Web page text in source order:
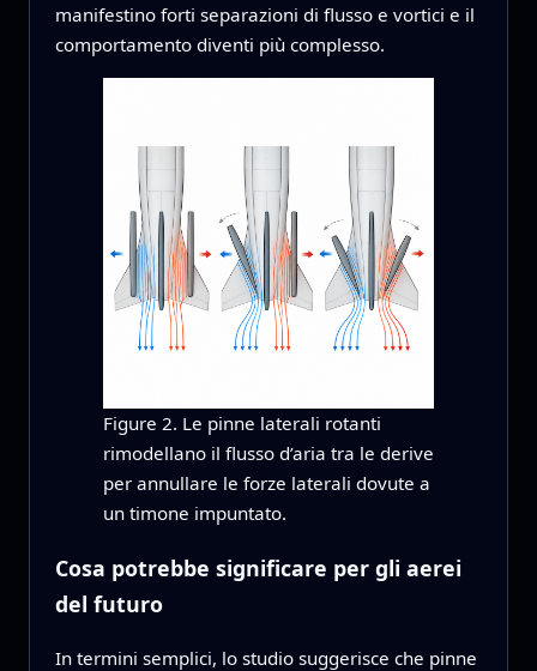
manifestino forti separazioni di flusso e vortici e il
comportamento diventi più complesso.
Figure 2. Le pinne laterali rotanti
rimodellano il flusso d’aria tra le derive
per annullare le forze laterali dovute a
un timone impuntato.
Cosa potrebbe significare per gli aerei
del futuro
In termini semplici, lo studio suggerisce che pinne